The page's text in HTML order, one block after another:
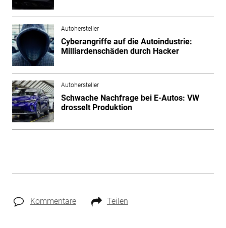
Autohersteller
Cyberangriffe auf die Autoindustrie:
Milliardenschäden durch Hacker
Autohersteller
Schwache Nachfrage bei E-Autos: VW
drosselt Produktion
Kommentare Teilen